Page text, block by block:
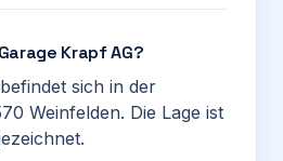
Krapf AG?
sich in der
Weinfelden. Die Lage ist